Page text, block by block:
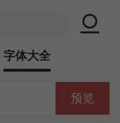
字体大全
预览